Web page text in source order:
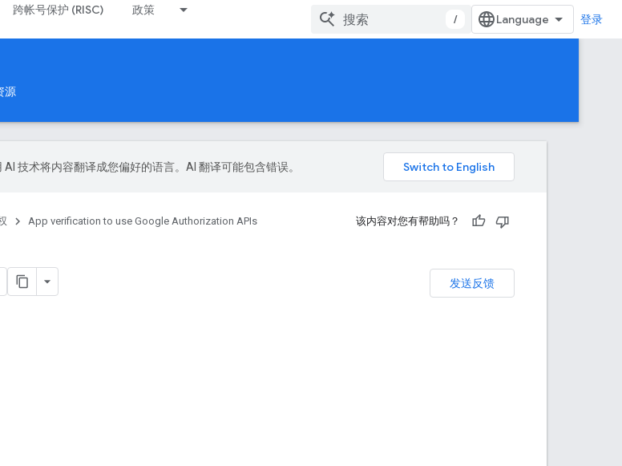
跨帐号保护 (RISC) 政策
/ 登录
源
AI 技术将内容翻译成您偏好的语言。AI 翻译可能包含错误。
App verification to use Google Authorization APIs
该内容对您有帮助吗？
发送反馈